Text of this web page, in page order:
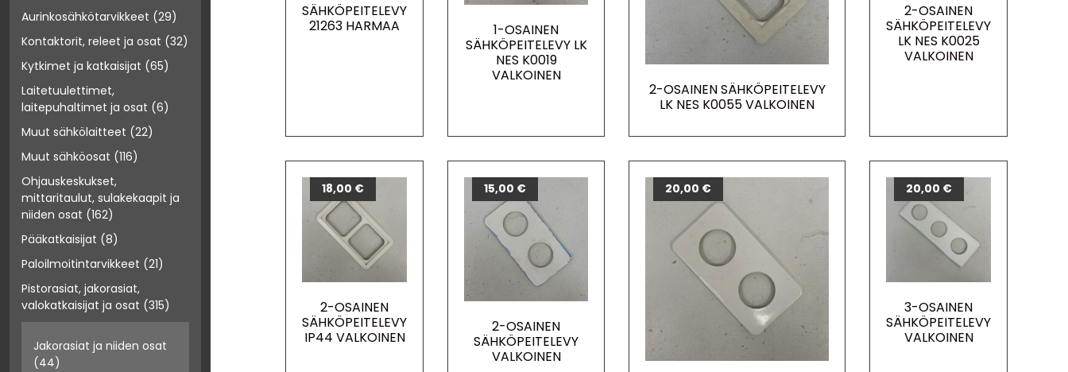
Aurinkosähkötarvikkeet (29)
Kontaktorit, releet ja osat (32)
Kytkimet ja katkaisijat (65)
Laitetuulettimet,
laitepuhaltimet ja osat (6)
Muut sähkölaitteet (22)
Muut sähköosat (116)
Ohjauskeskukset,
mittaritaulut, sulakekaapit ja
niiden osat (162)
Pääkatkaisijat (8)
Paloilmoitintarvikkeet (21)
Pistorasiat, jakorasiat,
valokatkaisijat ja osat (315)
Jakorasiat ja niiden osat
(44)
SÄHKÖPEITELEVY
21263 HARMAA
1-OSAINEN
SÄHKÖPEITELEVY LK
NES K0019
VALKOINEN
2-OSAINEN SÄHKÖPEITELEVY
LK NES K0055 VALKOINEN
2-OSAINEN
SÄHKÖPEITELEVY
LK NES K0025
VALKOINEN
2-OSAINEN
SÄHKÖPEITELEVY
IP44 VALKOINEN
18,00 €
2-OSAINEN
SÄHKÖPEITELEVY
VALKOINEN
15,00 € 20,00 €
3-OSAINEN
SÄHKÖPEITELEVY
VALKOINEN
20,00 €